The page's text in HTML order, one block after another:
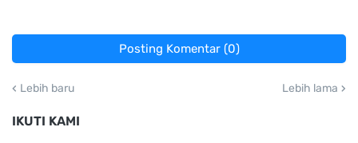
Posting Komentar (0)
Lebih baru Lebih lama
IKUTI KAMI